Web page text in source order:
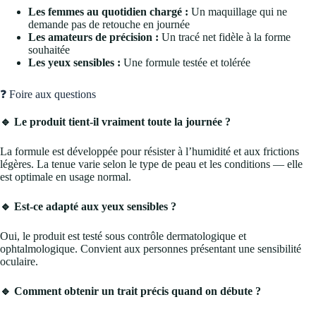
Les femmes au quotidien chargé : Un maquillage qui ne
demande pas de retouche en journée
Les amateurs de précision : Un tracé net fidèle à la forme
souhaitée
Les yeux sensibles : Une formule testée et tolérée
❓ Foire aux questions
🔹 Le produit tient-il vraiment toute la journée ?
La formule est développée pour résister à l’humidité et aux frictions
légères. La tenue varie selon le type de peau et les conditions — elle
est optimale en usage normal.
🔹 Est-ce adapté aux yeux sensibles ?
Oui, le produit est testé sous contrôle dermatologique et
ophtalmologique. Convient aux personnes présentant une sensibilité
oculaire.
🔹 Comment obtenir un trait précis quand on débute ?